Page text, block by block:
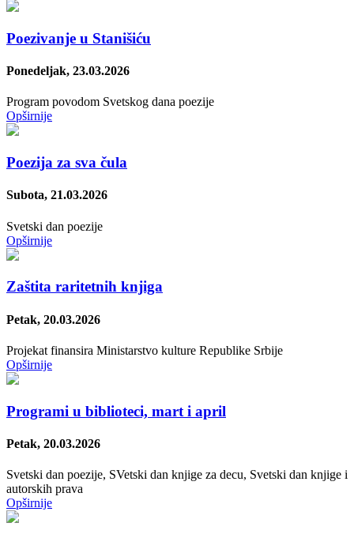
Poezivanje u Stanišiću
Ponedeljak, 23.03.2026
Program povodom Svetskog dana poezije
Opširnije
Poezija za sva čula
Subota, 21.03.2026
Svetski dan poezije
Opširnije
Zaštita raritetnih knjiga
Petak, 20.03.2026
Projekat finansira Ministarstvo kulture Republike Srbije
Opširnije
Programi u biblioteci, mart i april
Petak, 20.03.2026
Svetski dan poezije, SVetski dan knjige za decu, Svetski dan knjige i
autorskih prava
Opširnije